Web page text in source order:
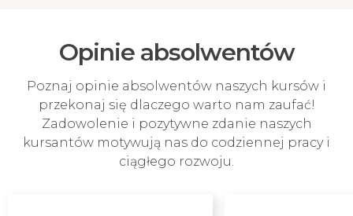
Opinie absolwentów
Poznaj opinie absolwentów naszych kursów i
przekonaj się dlaczego warto nam zaufać!
Zadowolenie i pozytywne zdanie naszych
kursantów motywują nas do codziennej pracy i
ciągłego rozwoju.